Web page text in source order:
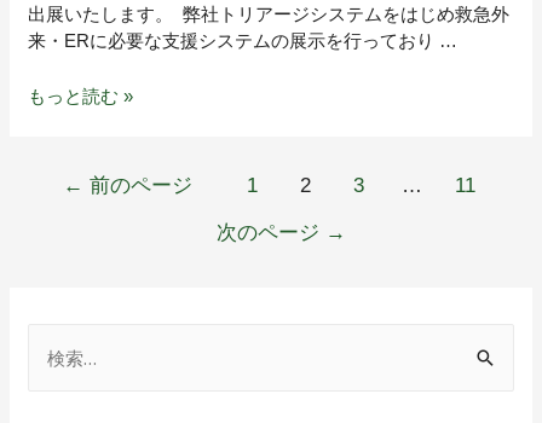
出展いたします。 弊社トリアージシステムをはじめ救急外
来・ERに必要な支援システムの展示を行っており …
もっと読む »
← 前のページ 1 2 3 … 11
次のページ →